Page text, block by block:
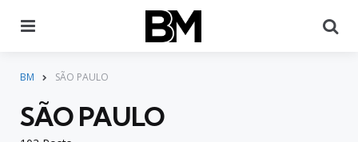
BM SÃO PAULO
SÃO PAULO